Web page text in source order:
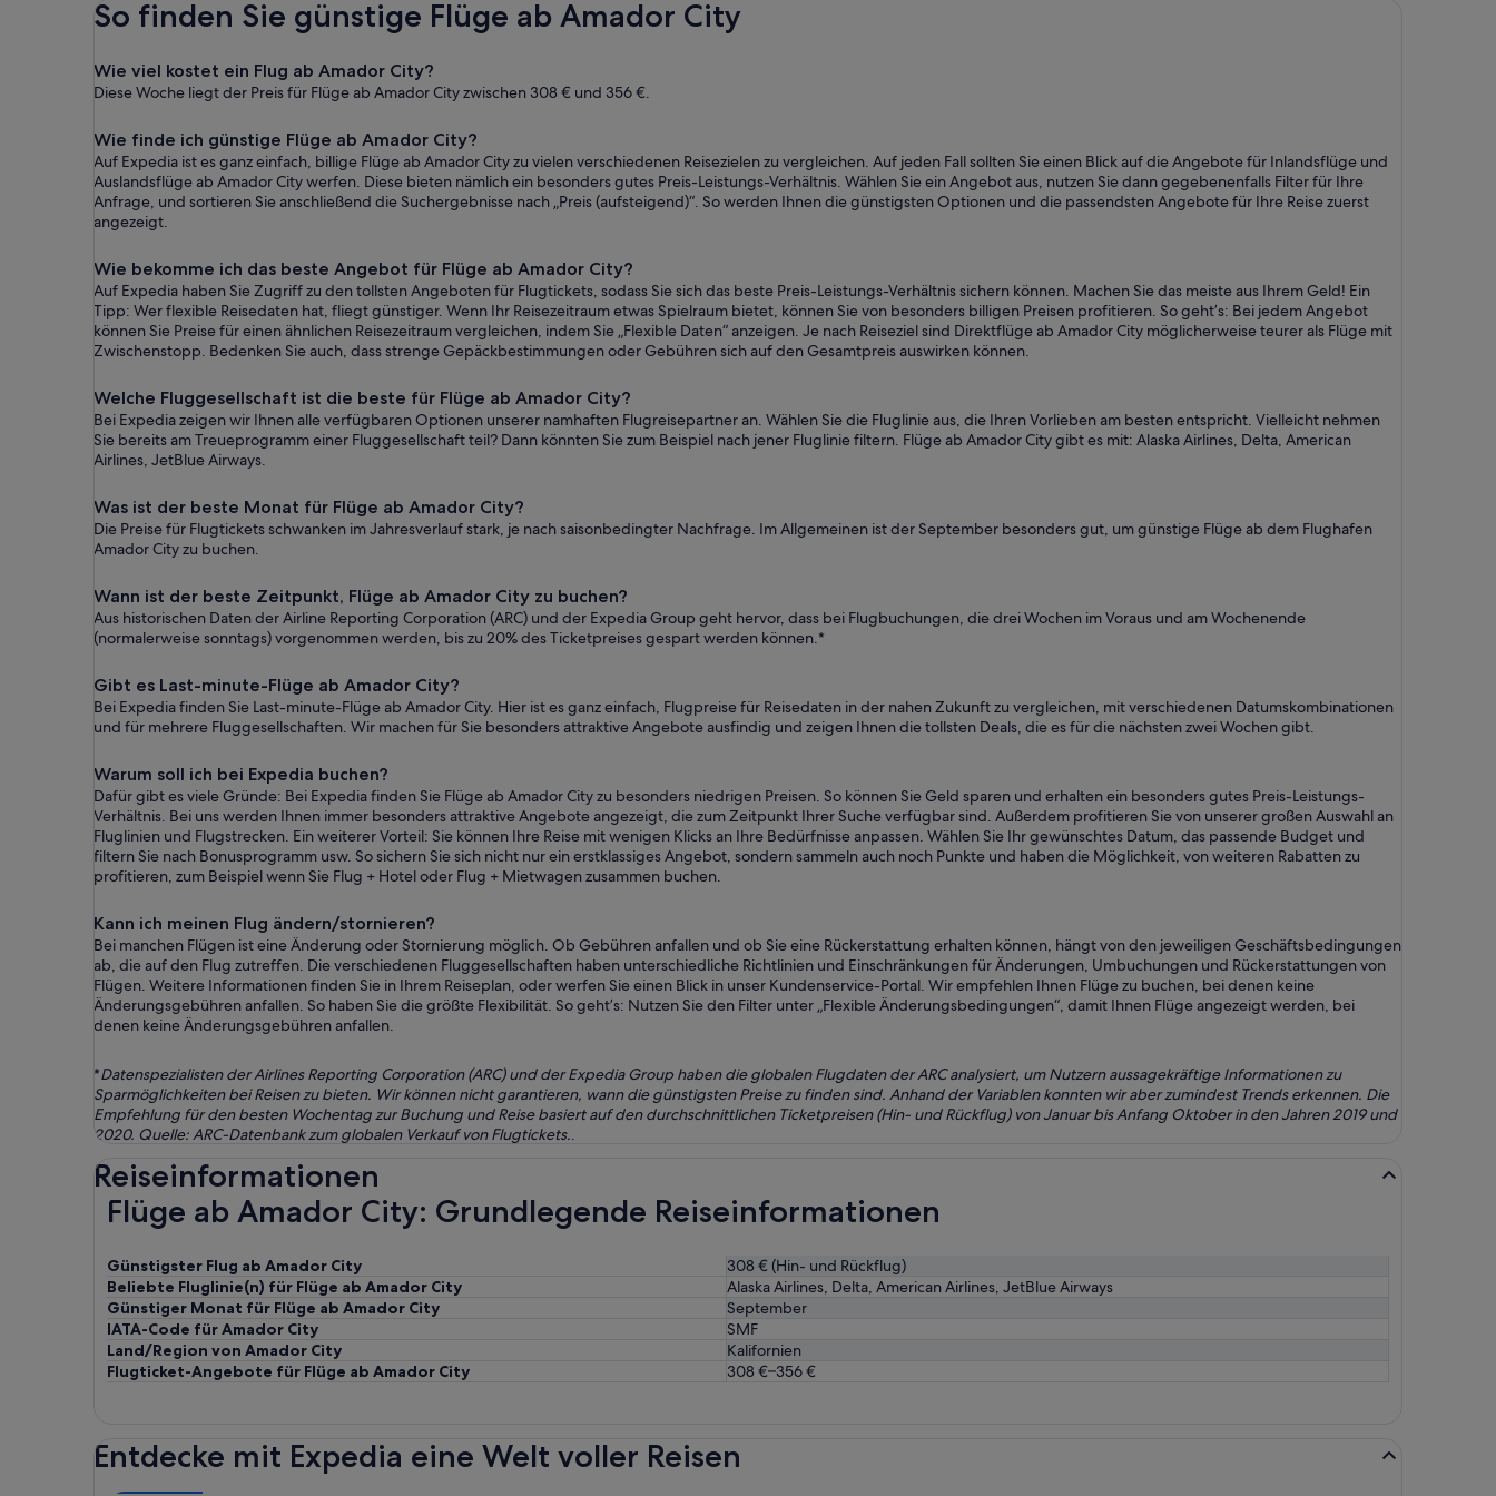
gefunden
So finden Sie günstige Flüge ab Amador City
Wie viel kostet ein Flug ab Amador City?
Diese Woche liegt der Preis für Flüge ab Amador City zwischen 308 € und 356 €.
Wie finde ich günstige Flüge ab Amador City?
Auf Expedia ist es ganz einfach, billige Flüge ab Amador City zu vielen verschiedenen Reisezielen zu vergleichen. Auf jeden Fall sollten Sie einen Blick auf die Angebote für Inlandsflüge und
Auslandsflüge ab Amador City werfen. Diese bieten nämlich ein besonders gutes Preis-Leistungs-Verhältnis. Wählen Sie ein Angebot aus, nutzen Sie dann gegebenenfalls Filter für Ihre
Anfrage, und sortieren Sie anschließend die Suchergebnisse nach „Preis (aufsteigend)“. So werden Ihnen die günstigsten Optionen und die passendsten Angebote für Ihre Reise zuerst
angezeigt.
Wie bekomme ich das beste Angebot für Flüge ab Amador City?
Auf Expedia haben Sie Zugriff zu den tollsten Angeboten für Flugtickets, sodass Sie sich das beste Preis-Leistungs-Verhältnis sichern können. Machen Sie das meiste aus Ihrem Geld! Ein
Tipp: Wer flexible Reisedaten hat, fliegt günstiger. Wenn Ihr Reisezeitraum etwas Spielraum bietet, können Sie von besonders billigen Preisen profitieren. So geht’s: Bei jedem Angebot
können Sie Preise für einen ähnlichen Reisezeitraum vergleichen, indem Sie „Flexible Daten“ anzeigen. Je nach Reiseziel sind Direktflüge ab Amador City möglicherweise teurer als Flüge mit
Zwischenstopp. Bedenken Sie auch, dass strenge Gepäckbestimmungen oder Gebühren sich auf den Gesamtpreis auswirken können.
Welche Fluggesellschaft ist die beste für Flüge ab Amador City?
Bei Expedia zeigen wir Ihnen alle verfügbaren Optionen unserer namhaften Flugreisepartner an. Wählen Sie die Fluglinie aus, die Ihren Vorlieben am besten entspricht. Vielleicht nehmen
Sie bereits am Treueprogramm einer Fluggesellschaft teil? Dann könnten Sie zum Beispiel nach jener Fluglinie filtern. Flüge ab Amador City gibt es mit: Alaska Airlines, Delta, American
Airlines, JetBlue Airways.
Was ist der beste Monat für Flüge ab Amador City?
Die Preise für Flugtickets schwanken im Jahresverlauf stark, je nach saisonbedingter Nachfrage. Im Allgemeinen ist der September besonders gut, um günstige Flüge ab dem Flughafen
Amador City zu buchen.
Wann ist der beste Zeitpunkt, Flüge ab Amador City zu buchen?
Aus historischen Daten der Airline Reporting Corporation (ARC) und der Expedia Group geht hervor, dass bei Flugbuchungen, die drei Wochen im Voraus und am Wochenende
(normalerweise sonntags) vorgenommen werden, bis zu 20% des Ticketpreises gespart werden können.*
Gibt es Last-minute-Flüge ab Amador City?
Bei Expedia finden Sie Last-minute-Flüge ab Amador City. Hier ist es ganz einfach, Flugpreise für Reisedaten in der nahen Zukunft zu vergleichen, mit verschiedenen Datumskombinationen
und für mehrere Fluggesellschaften. Wir machen für Sie besonders attraktive Angebote ausfindig und zeigen Ihnen die tollsten Deals, die es für die nächsten zwei Wochen gibt.
Warum soll ich bei Expedia buchen?
Dafür gibt es viele Gründe: Bei Expedia finden Sie Flüge ab Amador City zu besonders niedrigen Preisen. So können Sie Geld sparen und erhalten ein besonders gutes Preis-Leistungs-
Verhältnis. Bei uns werden Ihnen immer besonders attraktive Angebote angezeigt, die zum Zeitpunkt Ihrer Suche verfügbar sind. Außerdem profitieren Sie von unserer großen Auswahl an
Fluglinien und Flugstrecken. Ein weiterer Vorteil: Sie können Ihre Reise mit wenigen Klicks an Ihre Bedürfnisse anpassen. Wählen Sie Ihr gewünschtes Datum, das passende Budget und
filtern Sie nach Bonusprogramm usw. So sichern Sie sich nicht nur ein erstklassiges Angebot, sondern sammeln auch noch Punkte und haben die Möglichkeit, von weiteren Rabatten zu
profitieren, zum Beispiel wenn Sie Flug + Hotel oder Flug + Mietwagen zusammen buchen.
Kann ich meinen Flug ändern/stornieren?
Bei manchen Flügen ist eine Änderung oder Stornierung möglich. Ob Gebühren anfallen und ob Sie eine Rückerstattung erhalten können, hängt von den jeweiligen Geschäftsbedingungen
ab, die auf den Flug zutreffen. Die verschiedenen Fluggesellschaften haben unterschiedliche Richtlinien und Einschränkungen für Änderungen, Umbuchungen und Rückerstattungen von
Flügen. Weitere Informationen finden Sie in Ihrem Reiseplan, oder werfen Sie einen Blick in unser Kundenservice-Portal. Wir empfehlen Ihnen Flüge zu buchen, bei denen keine
Änderungsgebühren anfallen. So haben Sie die größte Flexibilität. So geht’s: Nutzen Sie den Filter unter „Flexible Änderungsbedingungen“, damit Ihnen Flüge angezeigt werden, bei
denen keine Änderungsgebühren anfallen.
*Datenspezialisten der Airlines Reporting Corporation (ARC) und der Expedia Group haben die globalen Flugdaten der ARC analysiert, um Nutzern aussagekräftige Informationen zu
Sparmöglichkeiten bei Reisen zu bieten. Wir können nicht garantieren, wann die günstigsten Preise zu finden sind. Anhand der Variablen konnten wir aber zumindest Trends erkennen. Die
Empfehlung für den besten Wochentag zur Buchung und Reise basiert auf den durchschnittlichen Ticketpreisen (Hin- und Rückflug) von Januar bis Anfang Oktober in den Jahren 2019 und
2020. Quelle: ARC-Datenbank zum globalen Verkauf von Flugtickets..
Reiseinformationen
Flüge ab Amador City: Grundlegende Reiseinformationen
Günstigster Flug ab Amador City
308 € (Hin- und Rückflug)
Beliebte Fluglinie(n) für Flüge ab Amador City
Alaska Airlines, Delta, American Airlines, JetBlue Airways
Günstiger Monat für Flüge ab Amador City
September
IATA-Code für Amador City
SMF
Land/Region von Amador City
Kalifornien
Flugticket-Angebote für Flüge ab Amador City
308 €–356 €
Entdecke mit Expedia eine Welt voller Reisen